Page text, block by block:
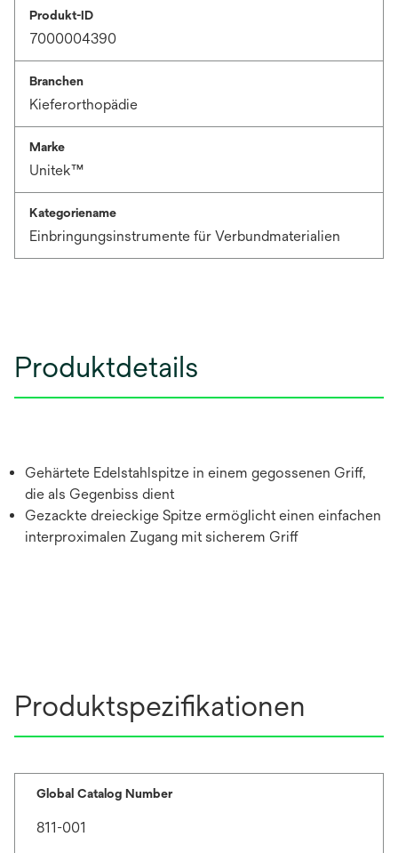
Produkt-ID
7000004390
Branchen
Kieferorthopädie
Marke
Unitek™
Kategoriename
Einbringungsinstrumente für Verbundmaterialien
Produktdetails
Gehärtete Edelstahlspitze in einem gegossenen Griff,
die als Gegenbiss dient
Gezackte dreieckige Spitze ermöglicht einen einfachen
interproximalen Zugang mit sicherem Griff
Produktspezifikationen
Global Catalog Number
811-001